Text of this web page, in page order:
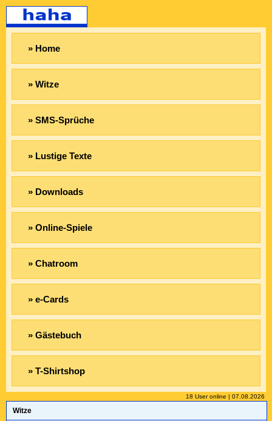
» Home
» Witze
» SMS-Sprüche
» Lustige Texte
» Downloads
» Online-Spiele
» Chatroom
» e-Cards
» Gästebuch
» T-Shirtshop
18 User online | 07.08.2026
Witze